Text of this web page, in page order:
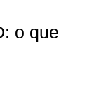
o que